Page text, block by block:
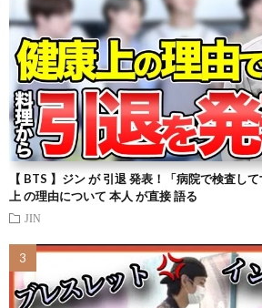
【 BTS 】ジン が 引退 発表！「病院で検査し
上 の理由について 本人 が直接 語る
JIN